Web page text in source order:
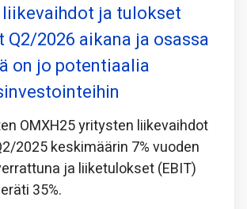
ja tulokset
Q2/2026 aikana ja osassa
on jo potentiaalia
OMXH25 yritysten liikevaihdot
2025 keskimäärin 7% vuoden
ja liiketulokset (EBIT)
35%.